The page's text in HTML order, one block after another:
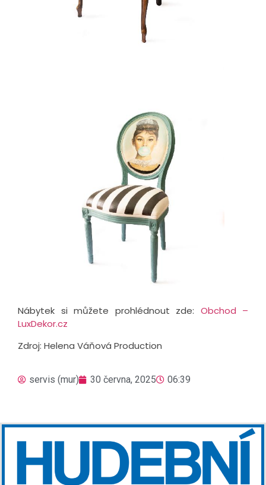
Nábytek si můžete prohlédnout zde: Obchod –
LuxDekor.cz
Zdroj: Helena Váňová Production
servis (mur) 30 června, 2025 06:39